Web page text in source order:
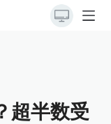
超半数受